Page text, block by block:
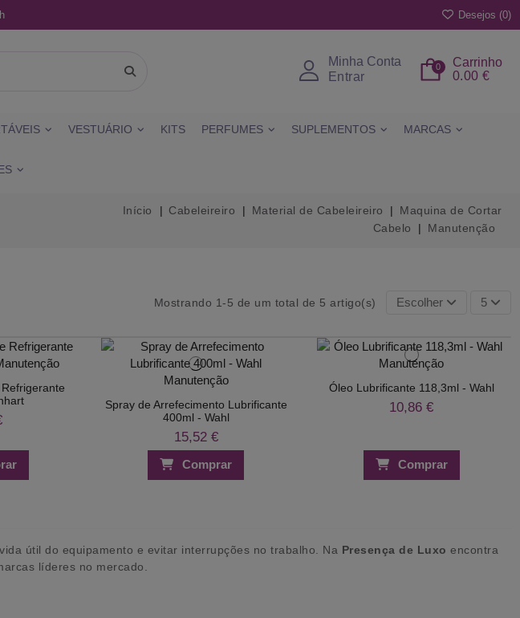
Desejos (0)
Minha Conta
Entrar
Carrinho
0
0.00 €
VESTUÁRIO KITS PERFUMES SUPLEMENTOS MARCAS
Início Cabeleireiro Material de Cabeleireiro
Maquina de Cortar
Cabelo
Manutenção
Mostrando 1-5 de um total de 5 artigo(s) Escolher 5
Spray de Arrefecimento Lubrificante
400ml - Wahl
15,52 €
Comprar
Óleo Lubrificante 118,3ml - Wahl
10,86 €
Comprar
útil do equipamento e evitar interrupções no trabalho. Na Presença de Luxo encontra
líderes no mercado.